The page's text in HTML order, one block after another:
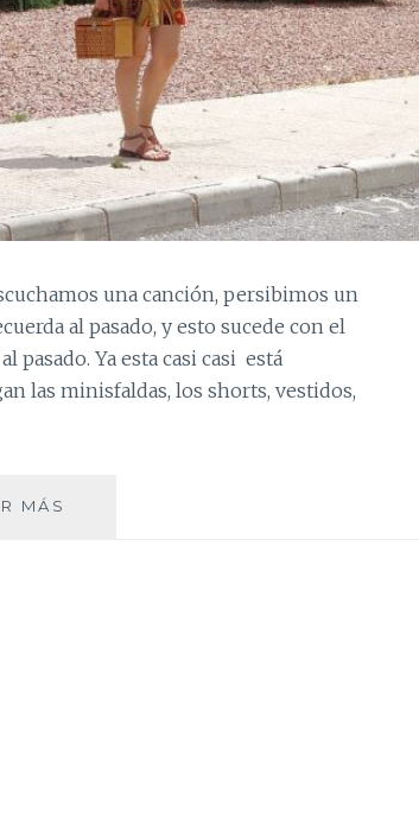
una canción, persibimos un
al pasado, y esto sucede con el
pasado. Ya esta casi casi está
las minisfaldas, los shorts, vestidos,
MÁS